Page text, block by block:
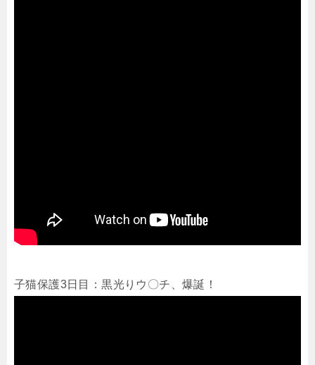
子猫保護3日目：黒光りウ〇チ、爆誕！